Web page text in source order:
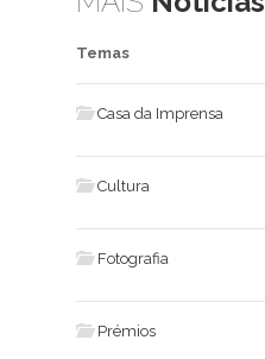
Temas
Casa da Imprensa
Cultura
Fotografia
Prémios